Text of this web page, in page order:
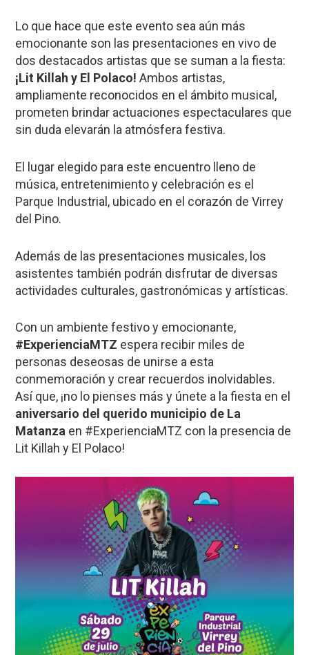
Lo que hace que este evento sea aún más
emocionante son las presentaciones en vivo de
dos destacados artistas que se suman a la fiesta:
¡Lit Killah y El Polaco! Ambos artistas,
ampliamente reconocidos en el ámbito musical,
prometen brindar actuaciones espectaculares que
sin duda elevarán la atmósfera festiva.
El lugar elegido para este encuentro lleno de
música, entretenimiento y celebración es el
Parque Industrial, ubicado en el corazón de Virrey
del Pino.
Además de las presentaciones musicales, los
asistentes también podrán disfrutar de diversas
actividades culturales, gastronómicas y artísticas.
Con un ambiente festivo y emocionante,
#ExperienciaMTZ espera recibir miles de
personas deseosas de unirse a esta
conmemoración y crear recuerdos inolvidables.
Así que, ¡no lo pienses más y únete a la fiesta en el
aniversario del querido municipio de La
Matanza en #ExperienciaMTZ con la presencia de
Lit Killah y El Polaco!